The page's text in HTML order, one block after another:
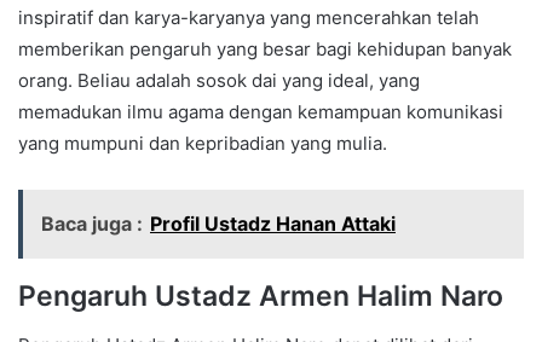
inspiratif dan karya-karyanya yang mencerahkan telah
memberikan pengaruh yang besar bagi kehidupan banyak
orang. Beliau adalah sosok dai yang ideal, yang
memadukan ilmu agama dengan kemampuan komunikasi
yang mumpuni dan kepribadian yang mulia.
Baca juga : Profil Ustadz Hanan Attaki
Pengaruh Ustadz Armen Halim Naro